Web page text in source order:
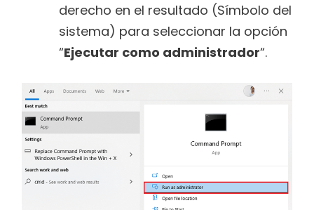
derecho en el resultado (Símbolo del
sistema) para seleccionar la opción
“Ejecutar como administrador“.